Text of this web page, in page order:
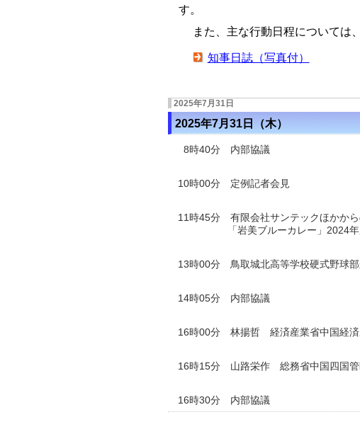
す。
また、主な行動日程については
知事日誌（写真付）
2025年7月31日
2025年7月31日（木）
8時40分 内部協議
10時00分 定例記者会見
11時45分 有限会社サンテックほかか
「岩美ブルーカレー」2024年度全
13時00分 鳥取城北高等学校硬式野球
14時05分 内部協議
16時00分 林揚哲 経済産業省中国経
16時15分 山路栄作 総務省中国四国
16時30分 内部協議